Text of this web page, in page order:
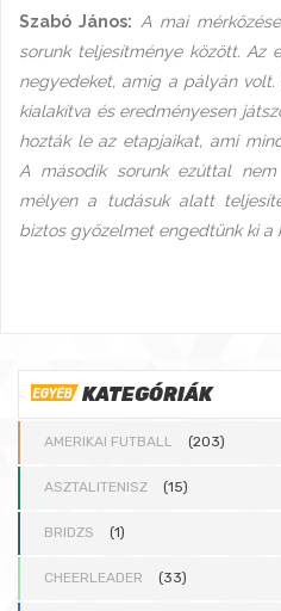
Szabó János: A mai
sorunk teljesítménye között. Az
negyedeket, amíg a pályán
kialakítva és eredményesen
hozták le az etapjaikat, ami
A második sorunk ezúttal
mélyen a tudásuk alatt
biztos győzelmet engedtünk ki a
KATEGÓRIÁK
AMERIKAI FUTBALL (203)
ASZTALITENISZ (15)
BRIDZS (1)
CHEERLEADER (33)